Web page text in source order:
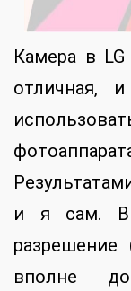
Камера в
отличная,
и я сам. В
вполне